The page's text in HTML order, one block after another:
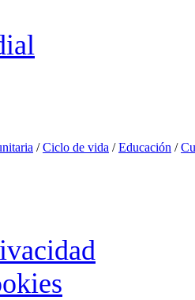
/Ciclo de vida /Educación /